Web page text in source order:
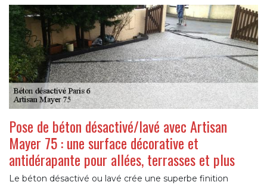
Pose de béton désactivé/lavé avec Artisan
Mayer 75 : une surface décorative et
antidérapante pour allées, terrasses et plus
Le béton désactivé ou lavé crée une superbe finition